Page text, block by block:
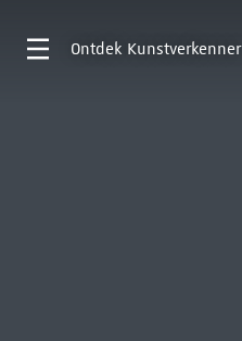
Ontdek Kunstverkenner